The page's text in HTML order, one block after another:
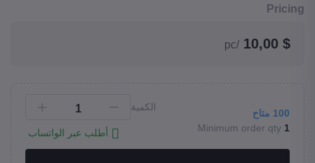
Pricing
$ 10,00
/pc
100 متاح
Minimum order qty 1
الكمية
أطلب عبر الواتساب